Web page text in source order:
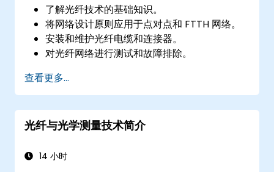
了解光纤技术的基础知识。
将网络设计原则应用于点对点和 FTTH 网络。
安装和维护光纤电缆和连接器。
对光纤网络进行测试和故障排除。
查看更多...
光纤与光学测量技术简介
14 小时